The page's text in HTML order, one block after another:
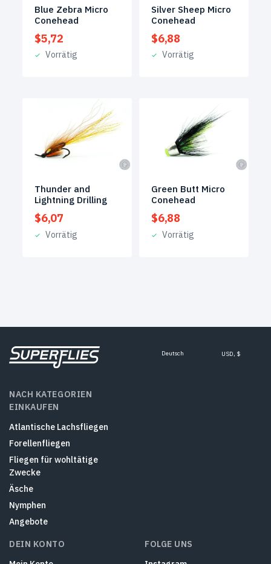
Blue Zebra Micro
Conehead
$5,72
Vorrätig
Silver Sheep Micro
Conehead
$6,88
Vorrätig
Thunder and
Lightning Drilling
$6,07
Vorrätig
Green Butt Micro
Conehead
$6,88
Vorrätig
Deutsch USD, $
NACH KATEGORIEN
EINKAUFEN
Atlantische Lachsfliegen
Forellenfliegen
Fliegen für wohltätige
Zwecke
Äsche
Nymphen
Angebote
DEIN KONTO
FOLGE UNS